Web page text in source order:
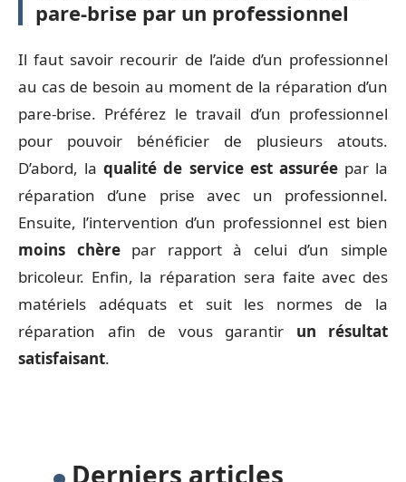
pare-brise par un professionnel
Il faut savoir recourir de l’aide d’un professionnel
au cas de besoin au moment de la réparation d’un
pare-brise. Préférez le travail d’un professionnel
pour pouvoir bénéficier de plusieurs atouts.
D’abord, laqualité de service est assuréepar la
réparation d’une prise avec un professionnel.
Ensuite, l’intervention d’un professionnel est bien
moins chèrepar rapport à celui d’un simple
bricoleur. Enfin, la réparation sera faite avec des
matériels adéquats et suit les normes de la
réparation afin de vous garantir un résultat
satisfaisant.
Derniers articles